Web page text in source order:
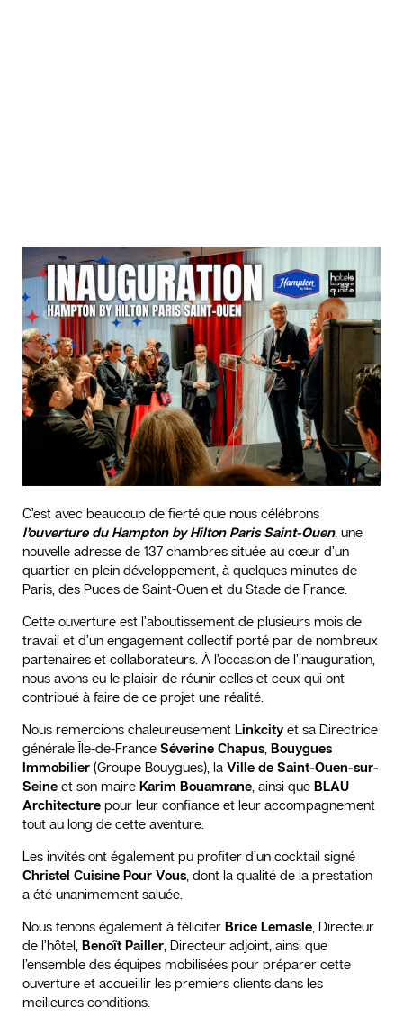
C’est avec beaucoup de fierté que nous célébrons
l’ouverture du Hampton by Hilton Paris Saint-Ouen, une
nouvelle adresse de 137 chambres située au cœur d’un
quartier en plein développement, à quelques minutes de
Paris, des Puces de Saint-Ouen et du Stade de France.
Cette ouverture est l’aboutissement de plusieurs mois de
travail et d’un engagement collectif porté par de nombreux
partenaires et collaborateurs. À l’occasion de l’inauguration,
nous avons eu le plaisir de réunir celles et ceux qui ont
contribué à faire de ce projet une réalité.
Nous remercions chaleureusement Linkcity et sa Directrice
générale Île-de-France Séverine Chapus Bouygues
Immobilier (Groupe Bouygues), la Ville de Saint-Ouen-sur-
Seine et son maire Karim Bouamrane , ainsi que BLAU
Architecture pour leur confiance et leur accompagnement
tout au long de cette aventure.
Les invités ont également pu profiter d’un cocktail signé
Christel Cuisine Pour Vous , dont la qualité de la prestation
a été unanimement saluée.
Nous tenons également à féliciter Brice Lemasle , Directeur
de l’hôtel, Benoît Pailler , Directeur adjoint, ainsi que
l’ensemble des équipes mobilisées pour préparer cette
ouverture et accueillir les premiers clients dans les
meilleures conditions.